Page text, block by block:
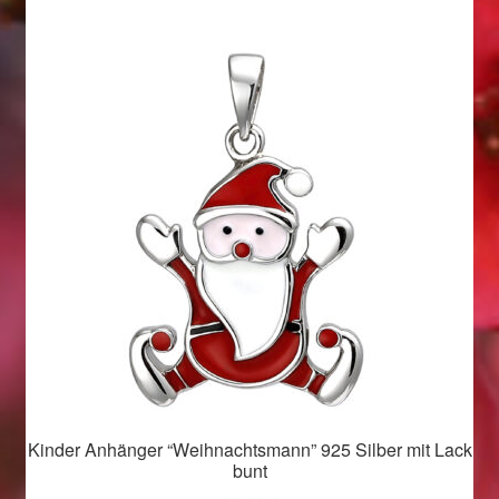
Weihnachtsangebote 2015
Weihnachtsangebote 2016
Weihnachtsangebote 2017
Weihnachtsangebote 2018
Kinder Anhänger “Weihnachtsmann” 925 Silber mit Lack
bunt